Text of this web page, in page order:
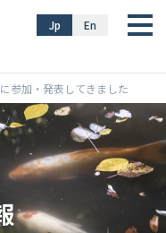
En
Jp
参加・発表してきました